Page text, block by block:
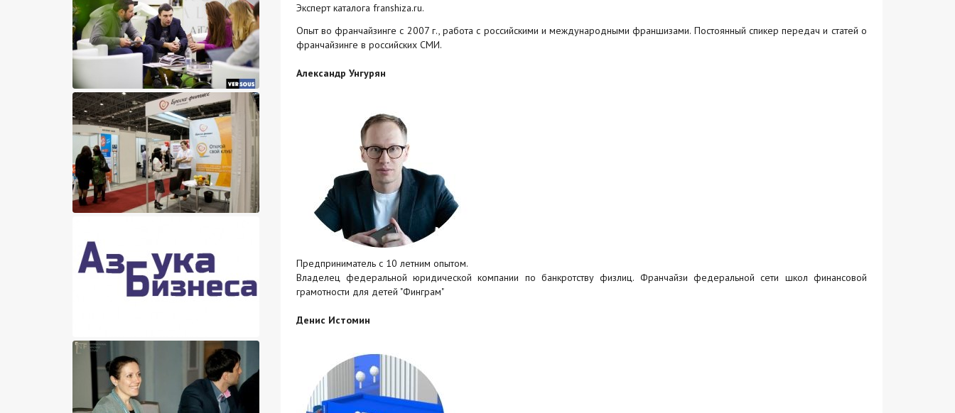
Эксперт каталога franshiza.ru.
Опыт во франчайзинге с 2007 г., работа с российскими и международными франшизами. Постоянный спикер передач и статей о
франчайзинге в российских СМИ.
Александр Унгурян
Предприниматель с 10 летним опытом.
Владелец федеральной юридической компании по банкротству физлиц. Франчайзи федеральной сети школ финансовой
грамотности для детей "Финграм"
Денис Истомин